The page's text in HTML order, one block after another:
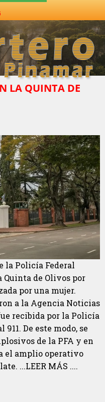
LA QUINTA DE
la Policía Federal
de Olivos por
por una mujer.
a la Agencia Noticias
recibida por la Policía
De este modo, se
de la PFA y en
el amplio operativo
...LEER MÁS ....